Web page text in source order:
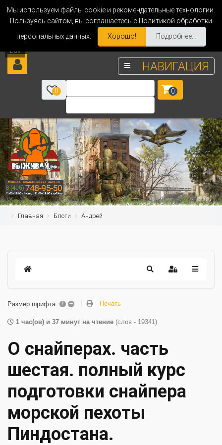
Мы используем файлы cookie и рекомендательные технологии.
Пользуясь сайтом, вы соглашаетесь с Политикой обработки
персональных данных.
Хорошо! Подробнее...
НАВИГАЦИЯ
0 0
Главная Блоги Андрей
Размер шрифта: + – Печать
1 час(ов) и 37 минут на чтение (слов - 19341)
О снайперах. часть
шестая. полный курс
подготовки снайпера
морской пехоты
Пиндостана.